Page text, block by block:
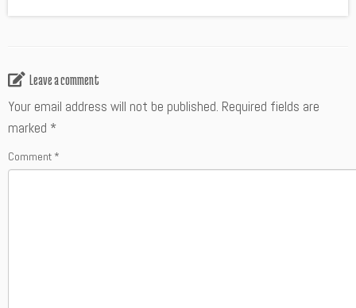
Leave a comment
Your email address will not be published. Required fields are
marked *
Comment *